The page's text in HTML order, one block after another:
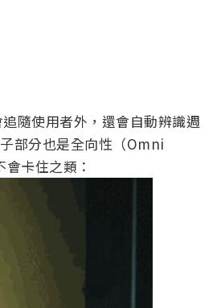
隨使用者外，還會自動辨識週
部分也是全向性（Omni
卡住之類：